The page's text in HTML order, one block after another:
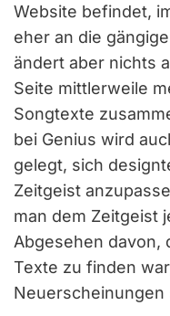
Website befindet,
eher an die
ändert aber nichts
Seite mittlerweile
Songtexte
bei Genius wird
gelegt, sich
Zeitgeist
man dem Zeitgeist
Abgesehen davon,
Texte zu finden
Neuerscheinungen